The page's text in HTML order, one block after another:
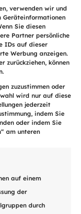
verwenden wir und
Geräteinformationen
Sie diesen
Partner persönliche
IDs auf dieser
Werbung anzeigen.
zurückziehen, können
zuzustimmen oder
wird nur auf diese
jederzeit
indem Sie
oder indem Sie
am unteren
auf einem
der
durch
einer